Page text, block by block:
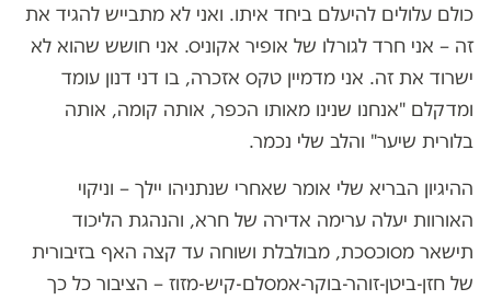
כולם עלולים להיעלם ביחד איתו. ואני לא מתבייש להגיד את
זה – אני חרד לגורלו של אופיר אקוניס. אני חושש שהוא לא
ישרוד את זה. אני מדמיין טקס אזכרה, בו דני דנון עומד
ומדקלם "אנחנו שנינו מאותו הכפר, אותה קומה, אותה
בלורית שיער" והלב שלי נכמר.
ההיגיון הבריא שלי אומר שאחרי שנתניהו יילך – וניקוי
האורוות יעלה ערימה אדירה של חרא, והנהגת הליכוד
תישאר מסוכסכת, מבולבלת ושוחה עד קצה האף בזיבורית
של חזן-ביטן-זוהר-בוקר-אמסלם-קיש-מזוז – הציבור כל כך